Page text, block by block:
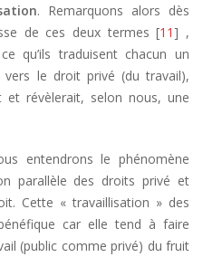
. Remarquons alors dès
de ces deux termes [11] ,
qu’ils traduisent chacun un
le droit privé (du travail),
et révèlerait, selon nous, une
entendrons le phénomène
parallèle des droits privé et
Cette « travaillisation » des
car elle tend à faire
(public comme privé) du fruit